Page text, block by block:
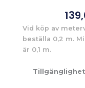
Vid köp av
beställa 0,2 m.
är 0,1 m.